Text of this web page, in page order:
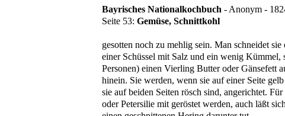
Bayrisches Nationalkochbuch - Anonym -
Seite 53: Gemüse, Schnittkohl
gesotten noch zu mehlig sein. Man schneidet
einer Schüssel mit Salz und ein wenig
Personen) einen Vierling Butter oder Gänsefett
hinein. Sie werden, wenn sie auf einer Seite
sie auf beiden Seiten rösch sind, angerichtet.
oder Petersilie mit geröstet werden, auch läßt